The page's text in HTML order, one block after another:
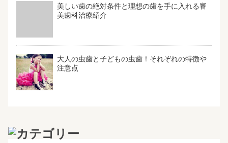
美しい歯の絶対条件と理想の歯を手に入れる審
美歯科治療紹介
大人の虫歯と子どもの虫歯！それぞれの特徴や
注意点